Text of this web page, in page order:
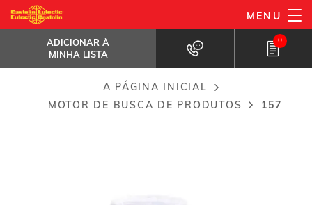
Passar
para
conteúdo
MENU
ADICIONAR À
MINHA LISTA
0
157
ADICIONAR À MINHA LISTA
Breadcrumb
A PÁGINA INICIAL
MOTOR DE BUSCA DE PRODUTOS
157